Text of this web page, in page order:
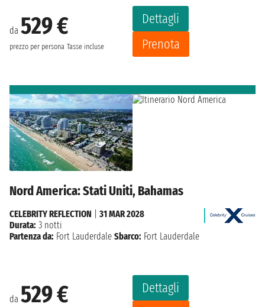
da 529 €
prezzo per persona Tasse incluse
Dettagli
Prenota
Nord America: Stati Uniti, Bahamas
da 529 €
Dettagli
CELEBRITY REFLECTION
31 MAR 2028
Durata: 3 notti
Partenza da: Fort Lauderdale Sbarco: Fort Lauderdale